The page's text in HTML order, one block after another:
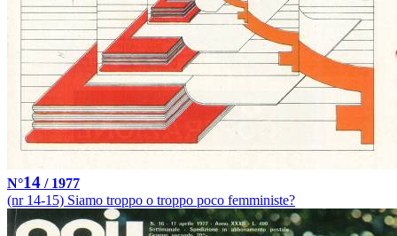
N°14 / 1977
(nr 14-15) Siamo troppo o troppo poco femministe?